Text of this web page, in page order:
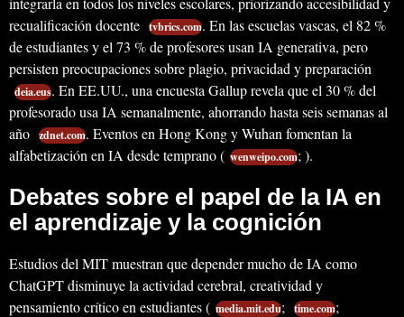
recualificación docente tvbrics.com. En las escuelas vascas, el 82 %
de estudiantes y el 73 % de profesores usan IA generativa, pero
persisten preocupaciones sobre plagio, privacidad y preparación
deia.eus. En EE.UU., una encuesta Gallup revela que el 30 % del
profesorado usa IA semanalmente, ahorrando hasta seis semanas al
año zdnet.com. Eventos en Hong Kong y Wuhan fomentan la
alfabetización en IA desde temprano ( wenweipo.com; ).
Debates sobre el papel de la IA en
el aprendizaje y la cognición
Estudios del MIT muestran que depender mucho de IA como
ChatGPT disminuye la actividad cerebral, creatividad y
pensamiento crítico en estudiantes ( media.mit.edu; time.com;